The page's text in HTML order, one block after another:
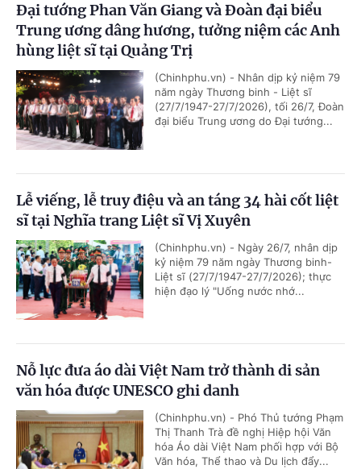
Đại tướng Phan Văn Giang và Đoàn đại biểu
Trung ương dâng hương, tưởng niệm các Anh
hùng liệt sĩ tại Quảng Trị
(Chinhphu.vn) - Nhân dịp kỷ niệm 79
năm ngày Thương binh - Liệt sĩ
(27/7/1947-27/7/2026), tối 26/7, Đoàn
đại biểu Trung ương do Đại tướng...
Lễ viếng, lễ truy điệu và an táng 34 hài cốt liệt
sĩ tại Nghĩa trang Liệt sĩ Vị Xuyên
(Chinhphu.vn) - Ngày 26/7, nhân dịp
kỷ niệm 79 năm ngày Thương binh-
Liệt sĩ (27/7/1947-27/7/2026); thực
hiện đạo lý "Uống nước nhớ...
Nỗ lực đưa áo dài Việt Nam trở thành di sản
văn hóa được UNESCO ghi danh
(Chinhphu.vn) - Phó Thủ tướng Phạm
Thị Thanh Trà đề nghị Hiệp hội Văn
hóa Áo dài Việt Nam phối hợp với Bộ
Văn hóa, Thể thao và Du lịch đẩy...